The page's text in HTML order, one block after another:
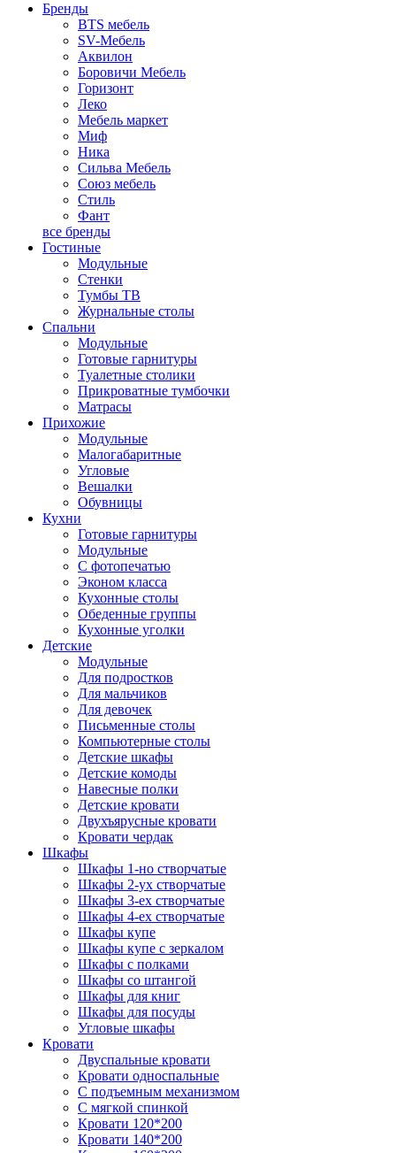
Бренды
BTS мебель
SV-Мебель
Аквилон
Боровичи Мебель
Горизонт
Леко
Мебель маркет
Миф
Ника
Сильва Мебель
Союз мебель
Стиль
Фант
все бренды
Гостиные
Модульные
Стенки
Тумбы ТВ
Журнальные столы
Спальни
Модульные
Готовые гарнитуры
Туалетные столики
Прикроватные тумбочки
Матрасы
Прихожие
Модульные
Малогабаритные
Угловые
Вешалки
Обувницы
Кухни
Готовые гарнитуры
Модульные
С фотопечатью
Эконом класса
Кухонные столы
Обеденные группы
Кухонные уголки
Детские
Модульные
Для подростков
Для мальчиков
Для девочек
Письменные столы
Компьютерные столы
Детские шкафы
Детские комоды
Навесные полки
Детские кровати
Двухъярусные кровати
Кровати чердак
Шкафы
Шкафы 1-но створчатые
Шкафы 2-ух створчатые
Шкафы 3-ех створчатые
Шкафы 4-ех створчатые
Шкафы купе
Шкафы купе с зеркалом
Шкафы с полками
Шкафы со штангой
Шкафы для книг
Шкафы для посуды
Угловые шкафы
Кровати
Двуспальные кровати
Кровати односпальные
С подъемным механизмом
С мягкой спинкой
Кровати 120*200
Кровати 140*200